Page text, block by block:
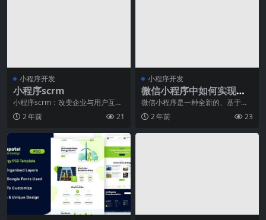
小程序开发
小程序scrm
小程序scrm：改变企业与用户互动
新格局引言随着移动互联网的快速
发展和智能手机的
2 年前 21
小程序开发
微信小程序中如何实现原
生插件？
微信小程序是一种全新的、基于微
信社交平台的移动应用，它具有轻
便、快速、安全的特性
2 年前 23